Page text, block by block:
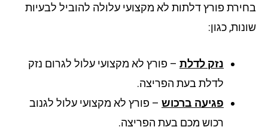
פורץ דלתות לא מקצועי עלולה להוביל לבעיות
כגון:
נזק לדלת– פורץ לא מקצועי עלול לגרום נזק
לדלת בעת הפריצה.
פגיעה ברכוש– פורץ לא מקצועי עלול לגנוב
רכוש מכם בעת הפריצה.